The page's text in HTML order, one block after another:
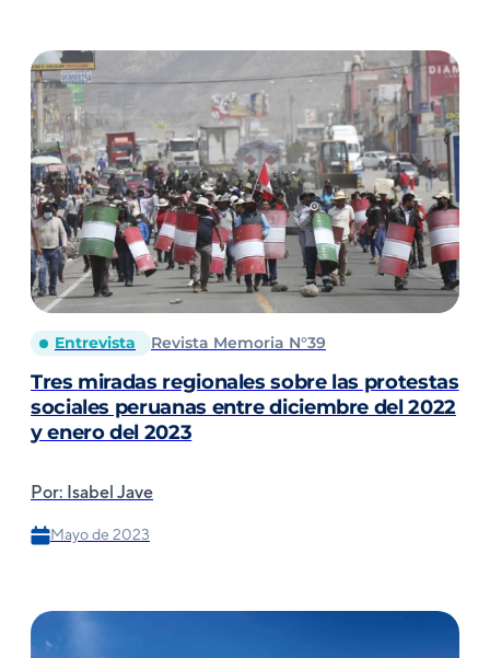
Entrevista Revista Memoria N°39
Tres miradas regionales sobre las protestas
sociales peruanas entre diciembre del 2022
y enero del 2023
Por: Isabel Jave
Mayo de 2023